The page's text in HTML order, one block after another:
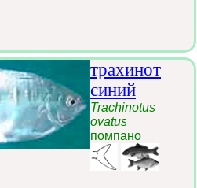
трахинот
синий
Trachinotus
ovatus
помпано